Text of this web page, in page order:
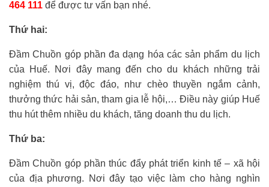
464 111 để được tư vấn bạn nhé.
Thứ hai:
Đầm Chuồn góp phần đa dạng hóa các sản phẩm du lịch
của Huế. Nơi đây mang đến cho du khách những trải
nghiệm thú vị, độc đáo, như chèo thuyền ngắm cảnh,
thưởng thức hải sản, tham gia lễ hội,… Điều này giúp Huế
thu hút thêm nhiều du khách, tăng doanh thu du lịch.
Thứ ba:
Đầm Chuồn góp phần thúc đẩy phát triển kinh tế – xã hội
của địa phương. Nơi đây tạo việc làm cho hàng nghìn